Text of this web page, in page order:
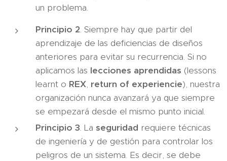
un problema.
Principio 2. Siempre hay que partir del
aprendizaje de las deficiencias de diseños
anteriores para evitar su recurrencia. Si no
aplicamos las lecciones aprendidas (lessons
learnt o REX, return of experiencie), nuestra
organización nunca avanzará ya que siempre
se empezará desde el mismo punto inicial.
Principio 3. La seguridad requiere técnicas
de ingeniería y de gestión para controlar los
peligros de un sistema. Es decir, se debe